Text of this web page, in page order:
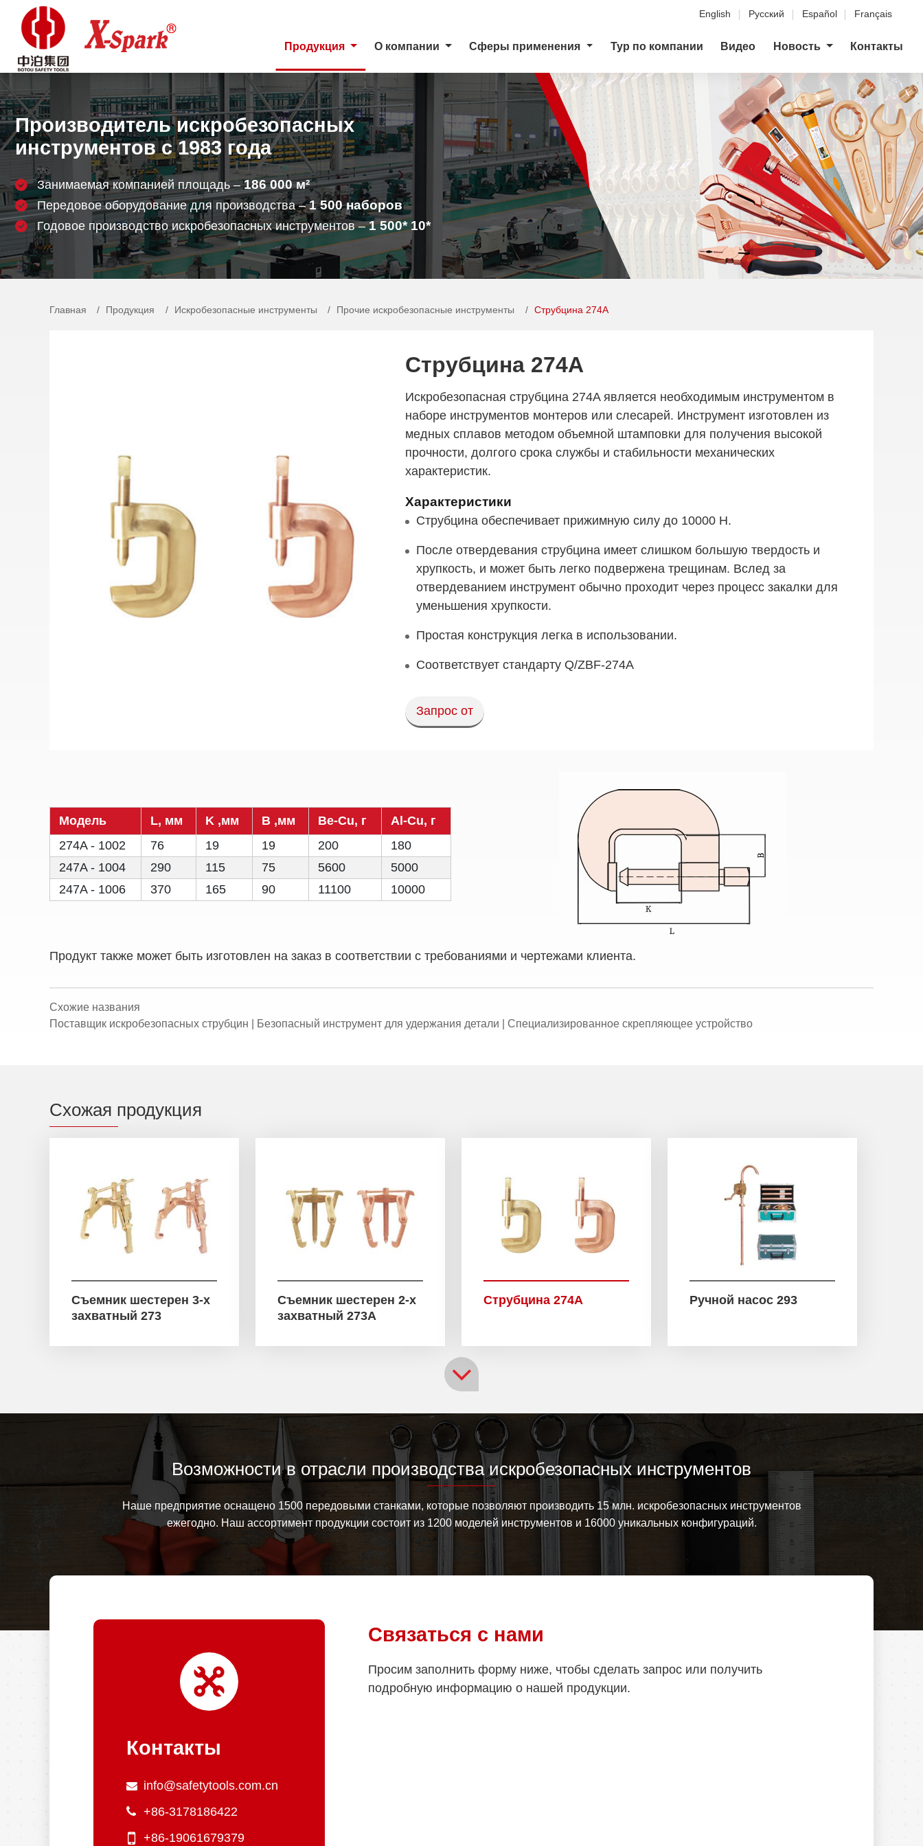
English Русский Español Français
Продукция О компании Сферы применения Тур по компании Видео Новость Контакты
Производитель искробезопасных
инструментов с 1983 года
Занимаемая компанией площадь –186 000м²
Передовое оборудование для производства –1 500наборов
Годовое производство искробезопасных инструментов –1 500* 10*
Главная Продукция Искробезопасные инструменты Прочие искробезопасные инструменты Струбцина 274A
Струбцина 274A
Искробезопасная струбцина 274A является необходимым инструментом в
наборе инструментов монтеров или слесарей. Инструмент изготовлен из
медных сплавов методом объемной штамповки для получения высокой
прочности, долгого срока службы и стабильности механических
характеристик.
Характеристики
Струбцина обеспечивает прижимную силу до 10000 Н.
После отвердевания струбцина имеет слишком большую твердость и
хрупкость, и может быть легко подвержена трещинам. Вслед за
отвердеванием инструмент обычно проходит через процесс закалки для
уменьшения хрупкости.
Простая конструкция легка в использовании.
Соответствует стандарту Q/ZBF-274A
Запрос от
Модель L, мм K ,мм B ,мм Be-Cu, г
Al-Cu, г
274A - 1002
76 19 19 200
180
247A - 1004
290 115 75 5600
5000
247A - 1006
370 165 90 11100 10000
Продукт также может быть изготовлен на заказ в соответствии с требованиями и чертежами клиента.
Схожие названия
Поставщик искробезопасных струбцин | Безопасный инструмент для удержания детали | Специализированное скрепляющее устройство
Схожая продукция
Съемник шестерен 3-х
захватный 273
Съемник шестерен 2-х
захватный 273A
Струбцина 274A Ручной насос 293
Возможности в отрасли производства искробезопасных инструментов
Наше предприятие оснащено 1500 передовыми станками, которые позволяют производить 15 млн. искробезопасных инструментов
ежегодно. Наш ассортимент продукции состоит из 1200 моделей инструментов и 16000 уникальных конфигураций.
Контакты
info@safetytools.com.cn
+86-3178186422
+86-19061679379
Связаться с нами
Просим заполнить форму ниже, чтобы сделать запрос или получить
подробную информацию о нашей продукции.